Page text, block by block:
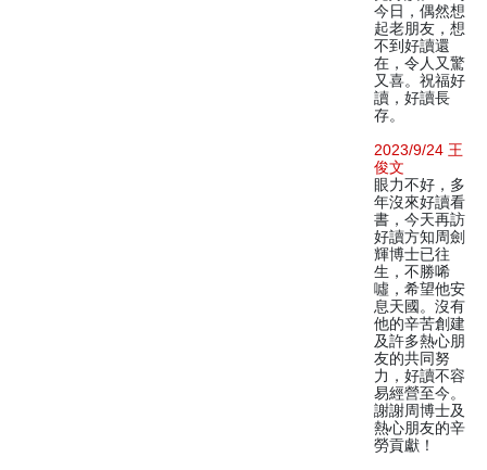
今日，偶然想
起老朋友，想
不到好讀還
在，令人又驚
又喜。祝福好
讀，好讀長
存。
2023/9/24 王
俊文
眼力不好，多
年沒來好讀看
書，今天再訪
好讀方知周劍
輝博士已往
生，不勝唏
噓，希望他安
息天國。沒有
他的辛苦創建
及許多熱心朋
友的共同努
力，好讀不容
易經營至今。
謝謝周博士及
熱心朋友的辛
勞貢獻！